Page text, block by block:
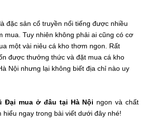
là đặc sản cổ truyền nổi tiếng được nhiều
mua. Tuy nhiên không phải ai cũng có cơ
một vài niêu cá kho thơm ngon. Rất
được thưởng thức và đặt mua cá kho
Nội nhưng lại không biết địa chỉ nào uy
Đại mua ở đâu tại Hà Nội ngon và chất
hiểu ngay trong bài viết dưới đây nhé!